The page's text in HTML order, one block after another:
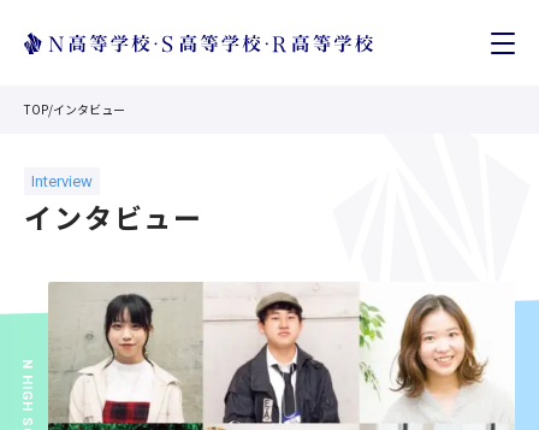
TOP/インタビュー
インタビュー